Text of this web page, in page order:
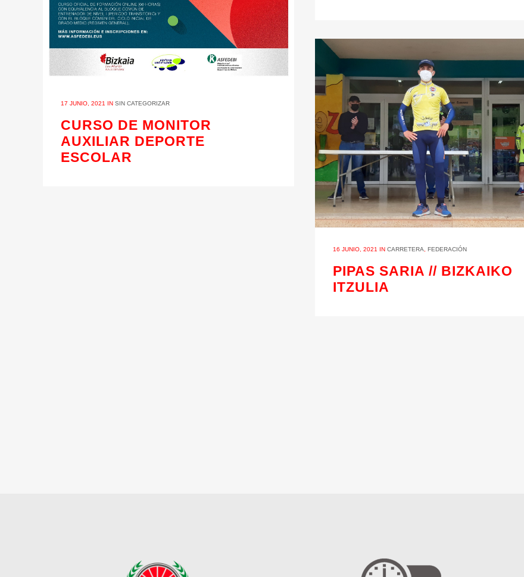
17 JUNIO, 2021 IN SIN CATEGORIZAR
CURSO DE MONITOR
AUXILIAR DEPORTE
ESCOLAR
16 JUNIO, 2021 IN CARRETERA FEDERACIÓN
PIPAS SARIA // BIZKAIKO
ITZULIA